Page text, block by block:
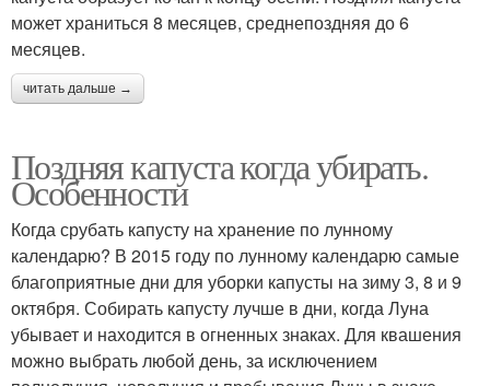
может храниться 8 месяцев, среднепоздняя до 6
месяцев.
читать дальше →
Поздняя капуста когда убирать.
Особенности
Когда срубать капусту на хранение по лунному
календарю? В 2015 году по лунному календарю самые
благоприятные дни для уборки капусты на зиму 3, 8 и 9
октября. Собирать капусту лучше в дни, когда Луна
убывает и находится в огненных знаках. Для квашения
можно выбрать любой день, за исключением